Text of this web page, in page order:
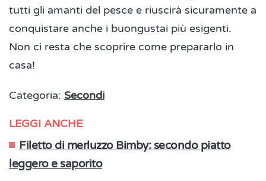
tutti gli amanti del pesce e riuscirà sicuramente a
conquistare anche i buongustai più esigenti.
Non ci resta che scoprire come prepararlo in
casa!
Categoria: Secondi
LEGGI ANCHE
Filetto di merluzzo Bimby: secondo piatto
leggero e saporito